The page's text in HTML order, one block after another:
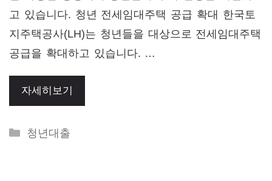
고 있습니다. 청년 전세임대주택 공급 확대 한국토
지주택공사(LH)는 청년들을 대상으로 전세임대주택
공급을 확대하고 있습니다. …
자세히보기
Categories
청년대출